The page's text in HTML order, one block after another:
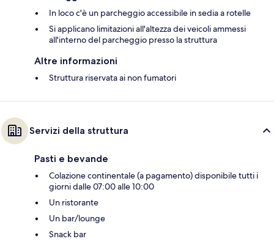
In loco c'è un parcheggio accessibile in sedia a rotelle
Si applicano limitazioni all'altezza dei veicoli ammessi
all'interno del parcheggio presso la struttura
Altre informazioni
Struttura riservata ai non fumatori
Servizi della struttura
Pasti e bevande
Colazione continentale (a pagamento) disponibile tutti i
giorni dalle 07:00 alle 10:00
Un ristorante
Un bar/lounge
Snack bar